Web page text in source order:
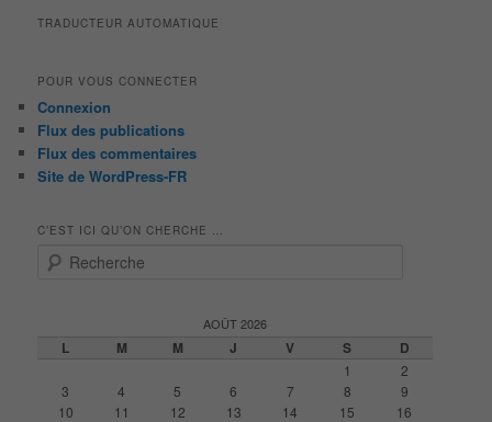
TRADUCTEUR AUTOMATIQUE
POUR VOUS CONNECTER
Connexion
Flux des publications
Flux des commentaires
Site de WordPress-FR
C’EST ICI QU’ON CHERCHE …
AOÛT 2026
L M M J V S D
1
2
3
4 5 6 7 8
9
10
11 12 13 14 15
16